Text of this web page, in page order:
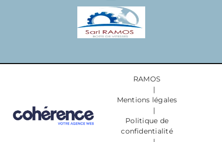
RAMOS
|
Mentions légales
|
Politique de
confidentialité